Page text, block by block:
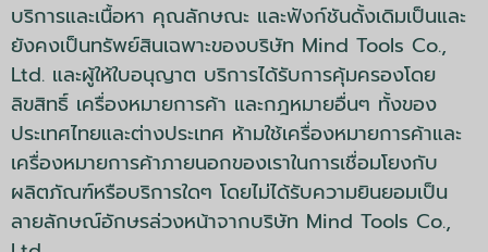
บริการและเนื้อหา คุณลักษณะ และฟังก์ชันดั้งเดิมเป็นและ
ยังคงเป็นทรัพย์สินเฉพาะของบริษัท Mind Tools Co.,
Ltd. และผู้ให้ใบอนุญาต บริการได้รับการคุ้มครองโดย
ลิขสิทธิ์ เครื่องหมายการค้า และกฎหมายอื่นๆ ทั้งของ
ประเทศไทยและต่างประเทศ ห้ามใช้เครื่องหมายการค้าและ
เครื่องหมายการค้าภายนอกของเราในการเชื่อมโยงกับ
ผลิตภัณฑ์หรือบริการใดๆ โดยไม่ได้รับความยินยอมเป็น
ลายลักษณ์อักษรล่วงหน้าจากบริษัท Mind Tools Co.,